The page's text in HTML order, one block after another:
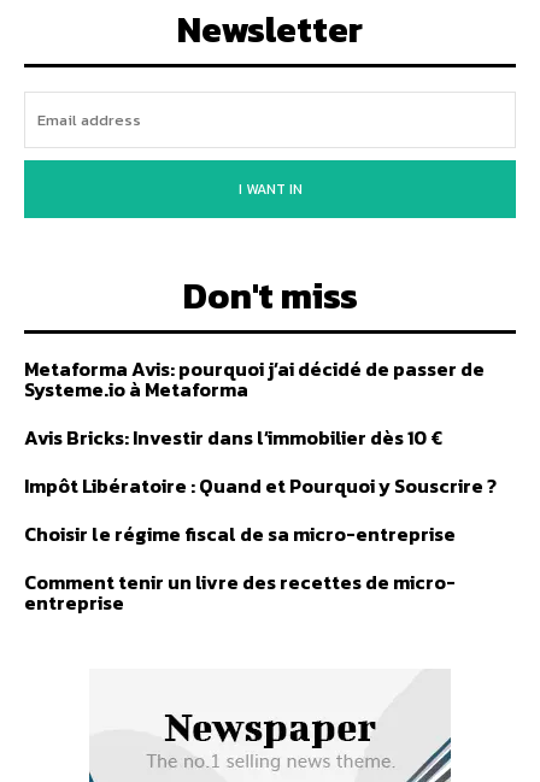
Newsletter
I WANT IN
Don't miss
Metaforma Avis: pourquoi j’ai décidé de passer de
Systeme.io à Metaforma
Avis Bricks: Investir dans l’immobilier dès 10 €
Impôt Libératoire : Quand et Pourquoi y Souscrire ?
Choisir le régime fiscal de sa micro-entreprise
Comment tenir un livre des recettes de micro-
entreprise